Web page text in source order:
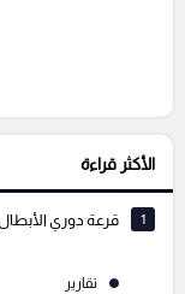
التعليقات السابقة
الأكثر قراءة
1 قرعة دوري
تقارير